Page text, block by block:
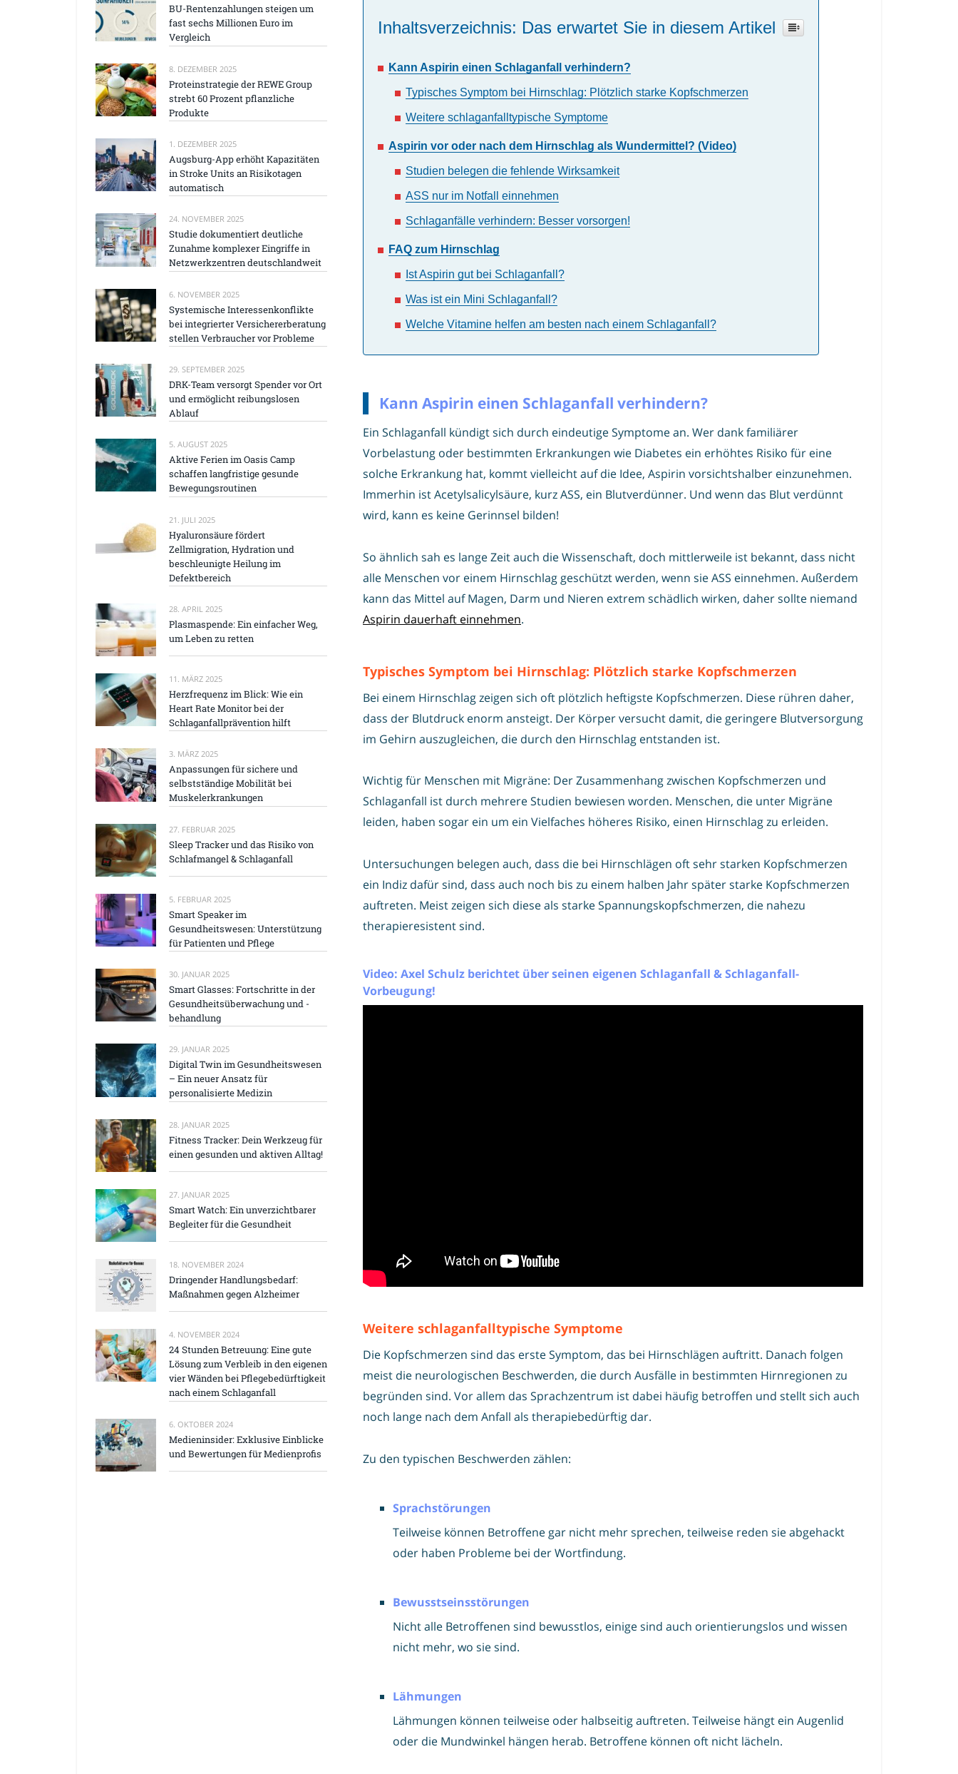
Inhaltsverzeichnis: Das erwartet Sie in diesem Artikel
Kann Aspirin einen Schlaganfall verhindern?
Typisches Symptom bei Hirnschlag: Plötzlich starke Kopfschmerzen
Weitere schlaganfalltypische Symptome
Aspirin vor oder nach dem Hirnschlag als Wundermittel? (Video)
Studien belegen die fehlende Wirksamkeit
ASS nur im Notfall einnehmen
Schlaganfälle verhindern: Besser vorsorgen!
FAQ zum Hirnschlag
Ist Aspirin gut bei Schlaganfall?
Was ist ein Mini Schlaganfall?
Welche Vitamine helfen am besten nach einem Schlaganfall?
Kann Aspirin einen Schlaganfall verhindern?
Ein Schlaganfall kündigt sich durch eindeutige Symptome an. Wer dank familiärer
Vorbelastung oder bestimmten Erkrankungen wie Diabetes ein erhöhtes Risiko für eine
solche Erkrankung hat, kommt vielleicht auf die Idee, Aspirin vorsichtshalber einzunehmen.
Immerhin ist Acetylsalicylsäure, kurz ASS, ein Blutverdünner. Und wenn das Blut verdünnt
wird, kann es keine Gerinnsel bilden!
So ähnlich sah es lange Zeit auch die Wissenschaft, doch mittlerweile ist bekannt, dass nicht
alle Menschen vor einem Hirnschlag geschützt werden, wenn sie ASS einnehmen. Außerdem
kann das Mittel auf Magen, Darm und Nieren extrem schädlich wirken, daher sollte niemand
Aspirin dauerhaft einnehmen.
Typisches Symptom bei Hirnschlag: Plötzlich starke Kopfschmerzen
Bei einem Hirnschlag zeigen sich oft plötzlich heftigste Kopfschmerzen. Diese rühren daher,
dass der Blutdruck enorm ansteigt. Der Körper versucht damit, die geringere Blutversorgung
im Gehirn auszugleichen, die durch den Hirnschlag entstanden ist.
Wichtig für Menschen mit Migräne: Der Zusammenhang zwischen Kopfschmerzen und
Schlaganfall ist durch mehrere Studien bewiesen worden. Menschen, die unter Migräne
leiden, haben sogar ein um ein Vielfaches höheres Risiko, einen Hirnschlag zu erleiden.
Untersuchungen belegen auch, dass die bei Hirnschlägen oft sehr starken Kopfschmerzen
ein Indiz dafür sind, dass auch noch bis zu einem halben Jahr später starke Kopfschmerzen
auftreten. Meist zeigen sich diese als starke Spannungskopfschmerzen, die nahezu
therapieresistent sind.
Video: Axel Schulz berichtet über seinen eigenen Schlaganfall & Schlaganfall-
Vorbeugung!
Weitere schlaganfalltypische Symptome
Die Kopfschmerzen sind das erste Symptom, das bei Hirnschlägen auftritt. Danach folgen
meist die neurologischen Beschwerden, die durch Ausfälle in bestimmten Hirnregionen zu
begründen sind. Vor allem das Sprachzentrum ist dabei häufig betroffen und stellt sich auch
noch lange nach dem Anfall als therapiebedürftig dar.
Zu den typischen Beschwerden zählen:
Sprachstörungen
Teilweise können Betroffene gar nicht mehr sprechen, teilweise reden sie abgehackt
oder haben Probleme bei der Wortfindung.
Bewusstseinsstörungen
Nicht alle Betroffenen sind bewusstlos, einige sind auch orientierungslos und wissen
nicht mehr, wo sie sind.
Lähmungen
Lähmungen können teilweise oder halbseitig auftreten. Teilweise hängt ein Augenlid
oder die Mundwinkel hängen herab. Betroffene können oft nicht lächeln.
BU-Rentenzahlungen steigen um
fast sechs Millionen Euro im
Vergleich
8. DEZEMBER 2025
Proteinstrategie der REWE Group
strebt 60 Prozent pflanzliche
Produkte
1. DEZEMBER 2025
Augsburg-App erhöht Kapazitäten
in Stroke Units an Risikotagen
automatisch
24. NOVEMBER 2025
Studie dokumentiert deutliche
Zunahme komplexer Eingriffe in
Netzwerkzentren deutschlandweit
6. NOVEMBER 2025
Systemische Interessenkonflikte
bei integrierter Versichererberatung
stellen Verbraucher vor Probleme
29. SEPTEMBER 2025
DRK-Team versorgt Spender vor Ort
und ermöglicht reibungslosen
Ablauf
5. AUGUST 2025
Aktive Ferien im Oasis Camp
schaffen langfristige gesunde
Bewegungsroutinen
21. JULI 2025
Hyaluronsäure fördert
Zellmigration, Hydration und
beschleunigte Heilung im
Defektbereich
28. APRIL 2025
Plasmaspende: Ein einfacher Weg,
um Leben zu retten
11. MÄRZ 2025
Herzfrequenz im Blick: Wie ein
Heart Rate Monitor bei der
Schlaganfallprävention hilft
3. MÄRZ 2025
Anpassungen für sichere und
selbstständige Mobilität bei
Muskelerkrankungen
27. FEBRUAR 2025
Sleep Tracker und das Risiko von
Schlafmangel & Schlaganfall
5. FEBRUAR 2025
Smart Speaker im
Gesundheitswesen: Unterstützung
für Patienten und Pflege
30. JANUAR 2025
Smart Glasses: Fortschritte in der
Gesundheitsüberwachung und -
behandlung
29. JANUAR 2025
Digital Twin im Gesundheitswesen
– Ein neuer Ansatz für
personalisierte Medizin
28. JANUAR 2025
Fitness Tracker: Dein Werkzeug für
einen gesunden und aktiven Alltag!
27. JANUAR 2025
Smart Watch: Ein unverzichtbarer
Begleiter für die Gesundheit
18. NOVEMBER 2024
Dringender Handlungsbedarf:
Maßnahmen gegen Alzheimer
4. NOVEMBER 2024
24 Stunden Betreuung: Eine gute
Lösung zum Verbleib in den eigenen
vier Wänden bei Pflegebedürftigkeit
nach einem Schlaganfall
6. OKTOBER 2024
Medieninsider: Exklusive Einblicke
und Bewertungen für Medienprofis